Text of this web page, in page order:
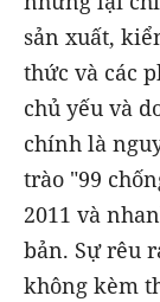
sản xuất,
thức và các
chủ yếu và
chính là
trào "99
2011 và
bản. Sự rêu
không kèm